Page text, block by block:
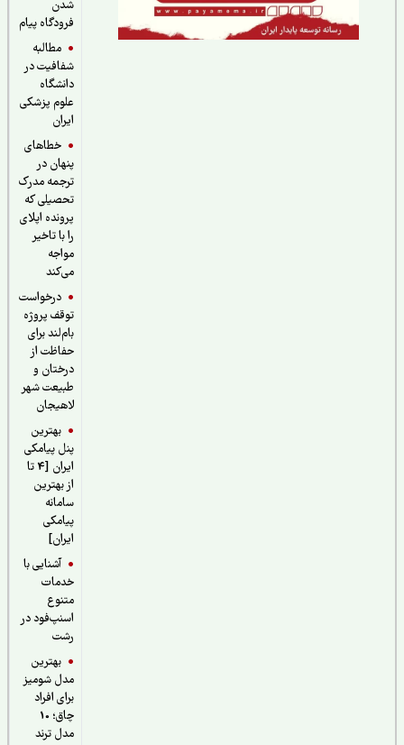
فرودگاه پیام
مطالبه
شفافیت در
دانشگاه
علوم پزشکی
خطاهای
پنهان در
ترجمه مدرک
تحصیلی که
پرونده اپلای
را با تاخیر
درخواست
توقف پروژه
بام‌لند برای
حفاظت از
درختان و
طبیعت شهر
لاهیجان
بهترین
پنل پیامکی
ایران [4 تا
از بهترین
سامانه
پیامکی
آشنایی با
خدمات
اسنپ‌فود در
بهترین
مدل شومیز
برای افراد
چاق؛ 10
مدل ترند